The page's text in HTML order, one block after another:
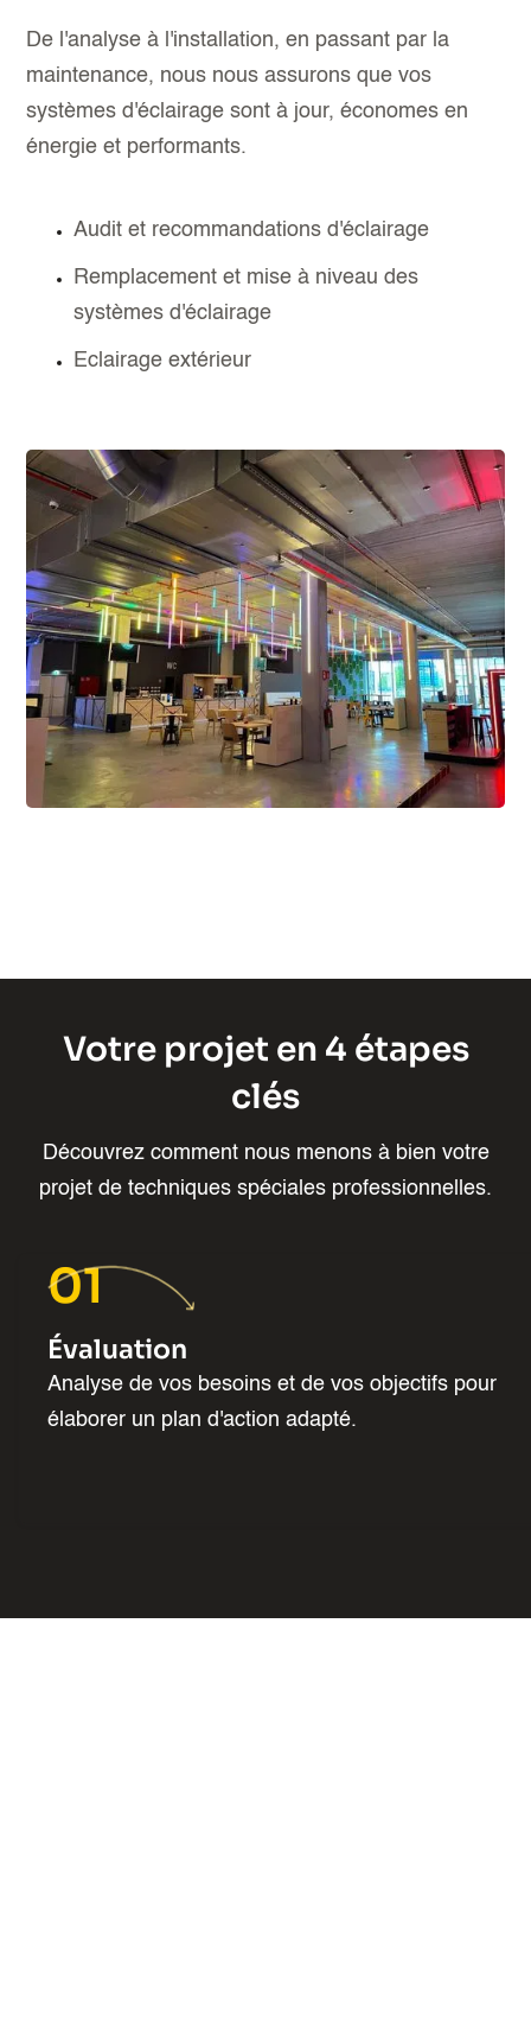
De l'analyse à l'installation, en passant par la
maintenance, nous nous assurons que vos
systèmes d'éclairage sont à jour, économes en
énergie et performants.
Audit et recommandations d'éclairage
Remplacement et mise à niveau des
systèmes d'éclairage
Eclairage extérieur
Votre projet en 4 étapes
clés
Découvrez comment nous menons à bien votre
projet de techniques spéciales professionnelles.
01
Évaluation
Analyse de vos besoins et de vos objectifs pour
élaborer un plan d'action adapté.